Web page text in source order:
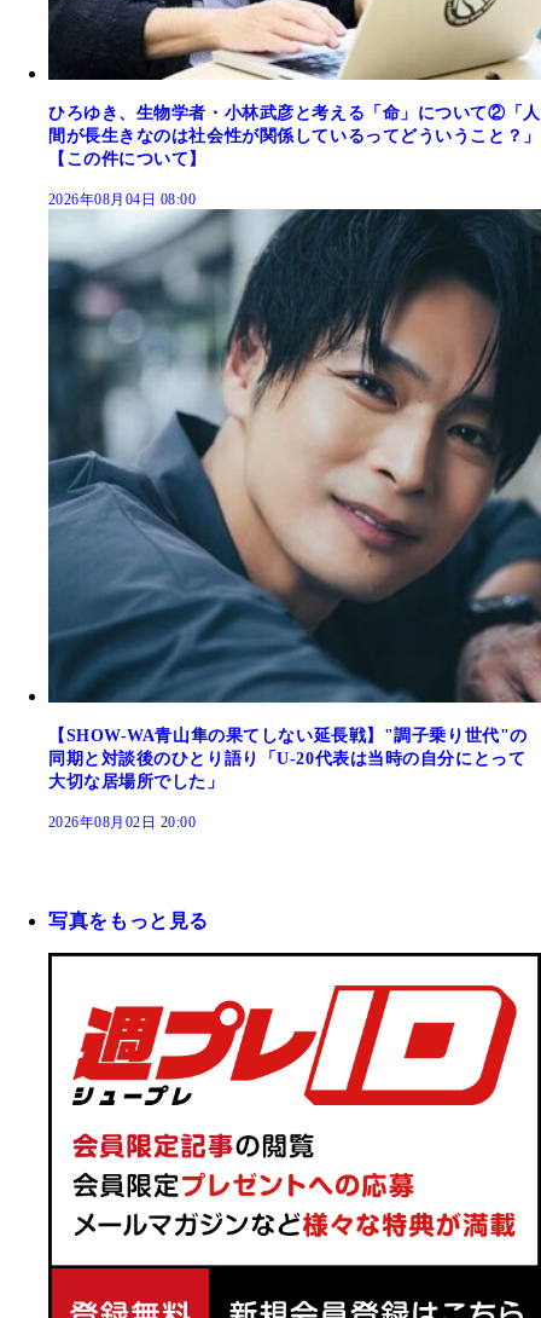
ひろゆき、生物学者・小林武彦と考える「命」について②「人
間が長生きなのは社会性が関係しているってどういうこと？」
【この件について】
2026年08月04日 08:00
【SHOW-WA青山隼の果てしない延長戦】"調子乗り世代"の
同期と対談後のひとり語り「U-20代表は当時の自分にとって
大切な居場所でした」
2026年08月02日 20:00
写真をもっと見る